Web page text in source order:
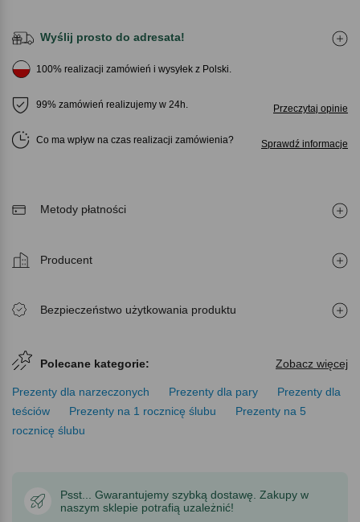
Wyślij prosto do adresata!
100% realizacji zamówień i wysyłek z Polski.
99% zamówień realizujemy w 24h. Przeczytaj opinie
Co ma wpływ na czas realizacji zamówienia Sprawdź informacje
Metody płatności
Producent
Bezpieczeństwo użytkowania produktu
Polecane kategorie: Zobacz więcej
Prezenty dla narzeczonych Prezenty dla pary
Prezenty dla
teściów
Prezenty na 1 rocznicę ślubu
Prezenty na 5
rocznicę ślubu
Psst... Gwarantujemy szybką dostawę. Zakupy w
naszym sklepie potrafią uzależnić!